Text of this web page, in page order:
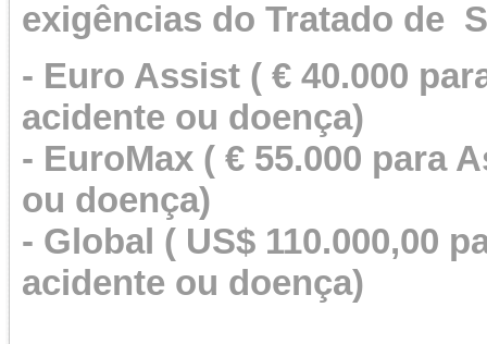
exigências do Tratado de
- Euro Assist ( ‎€ 40.000
acidente ou doença)
- EuroMax ( ‎€ 55.000 para
ou doença)
- Global ( ‎US$ 110.000,00
acidente ou doença)